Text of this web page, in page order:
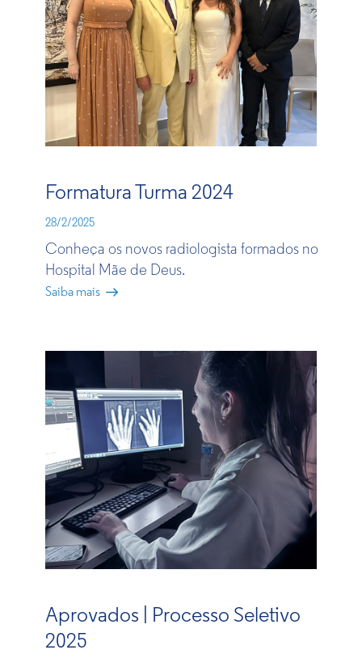
Formatura Turma 2024
28/2/2025
Conheça os novos radiologista formados no
Hospital Mãe de Deus.
Saiba mais
Aprovados | Processo Seletivo
2025